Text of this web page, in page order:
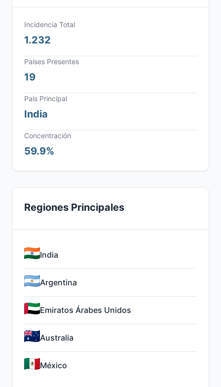
Incidencia Total
1.232
Países Presentes
19
País Principal
India
Concentración
59.9%
Regiones Principales
India
Argentina
Emiratos Árabes Unidos
Australia
México